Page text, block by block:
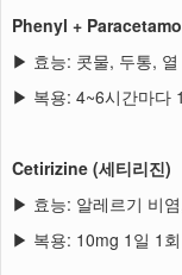
Phenyl +
▶ 효능: 콧물, 두통,
▶ 복용: 4~6시간마다
Cetirizine (세티리진)
▶ 효능: 알레르기 비
▶ 복용: 10mg 1일 1회